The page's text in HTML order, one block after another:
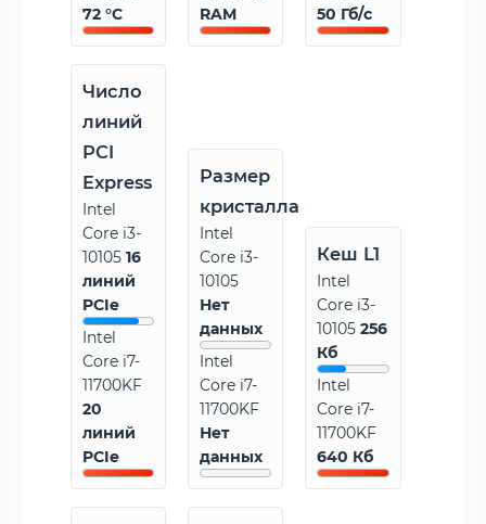
72 °C
RAM
50 Гб/с
Число
линий
PCI
Express
Intel
Core i3-
10105 16
линий
PCIe
Intel
Core i7-
11700KF
20
линий
PCIe
Размер
кристалла
Intel
Core i3-
10105
Нет
данных
Intel
Core i7-
11700KF
Нет
данных
Кеш L1
Intel
Core i3-
10105256
Кб
Intel
Core i7-
11700KF
640 Кб